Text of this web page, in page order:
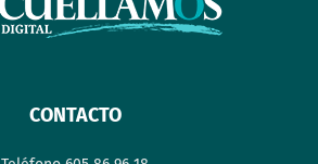
CONTACTO